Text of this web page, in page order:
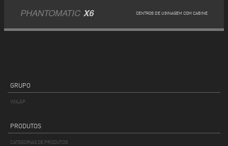
PHANTOMATIC X6 CENTROS DE USINAGEM COM CABINE
GRUPO
VOILÀP
PRODUTOS
CATEGORIAS DE PRODUTOS